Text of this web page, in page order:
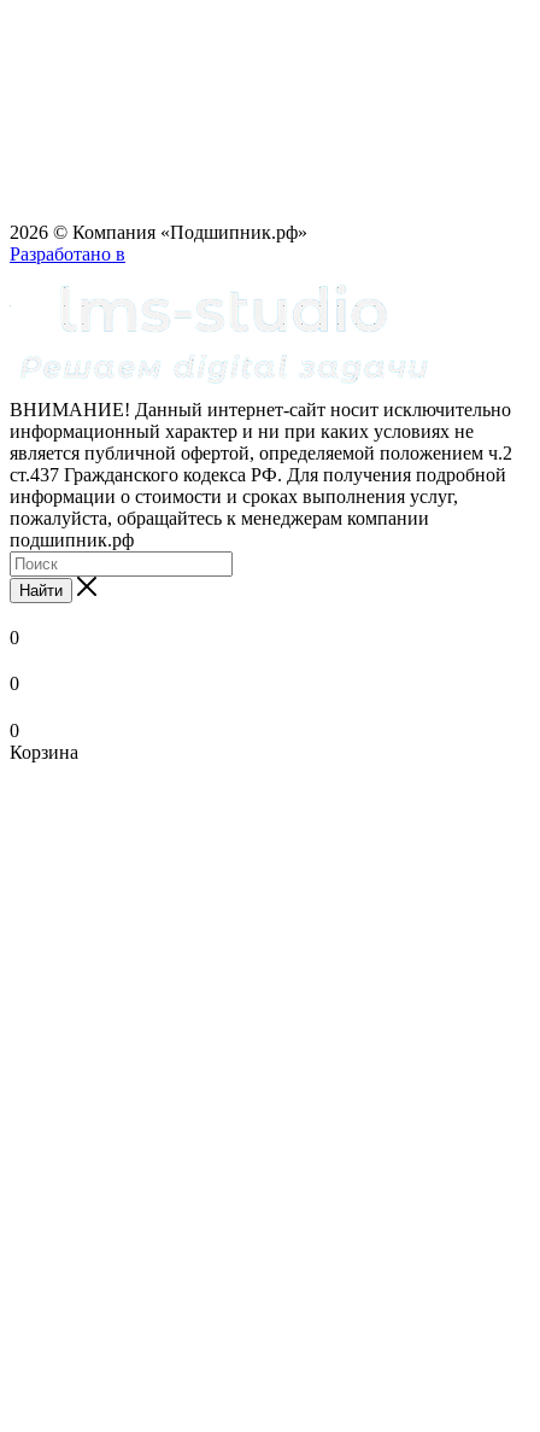
2026 © Компания «Подшипник.рф»
Разработано в
ВНИМАНИЕ! Данный интернет-сайт носит исключительно
информационный характер и ни при каких условиях не
является публичной офертой, определяемой положением ч.2
ст.437 Гражданского кодекса РФ. Для получения подробной
информации о стоимости и сроках выполнения услуг,
пожалуйста, обращайтесь к менеджерам компании
подшипник.рф
Найти
0
0
0
Корзина